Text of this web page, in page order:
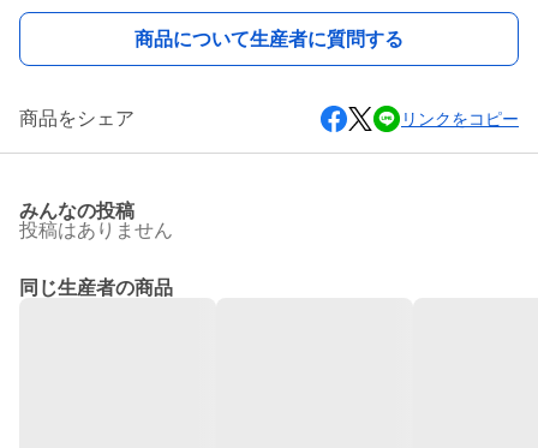
商品について生産者に質問する
商品をシェア リンクをコピー
みんなの投稿
投稿はありません
同じ生産者の商品